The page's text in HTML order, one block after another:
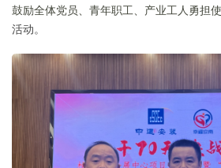
鼓励全体党员、青年职工、产业工人勇担
活动。